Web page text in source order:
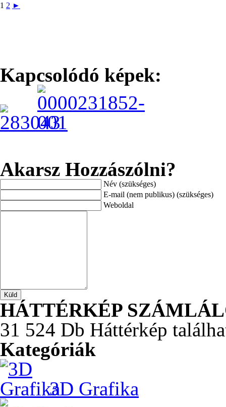
1 2 ►
Kapcsolódó képek:
Akarsz Hozzászólni?
Név (szükséges)
E-mail (nem publikus) (szükséges)
Weboldal
HÁTTÉRKÉP
31 524 Db Háttérkép
Kategóriák
3D Grafika